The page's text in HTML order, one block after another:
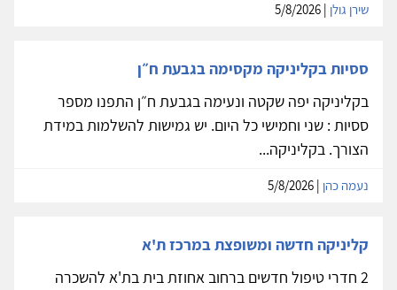
שירן גולן
ססיות בקליניקה מקסימה בגבעת ח״ן
בקליניקה יפה שקטה ונעימה בגבעת ח״ן התפנו מספר
ססיות : שני וחמישי כל היום. יש גמישות להשלמות במידת
הצורך. בקליניקה...
נעמה כהן
קליניקה חדשה ומשופצת במרכז ת'א
2 חדרי טיפול חדשים ברחוב אחוזת בית בת'א להשכרה